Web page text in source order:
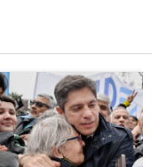
"Los aviones F 16
artículo de tendencia con